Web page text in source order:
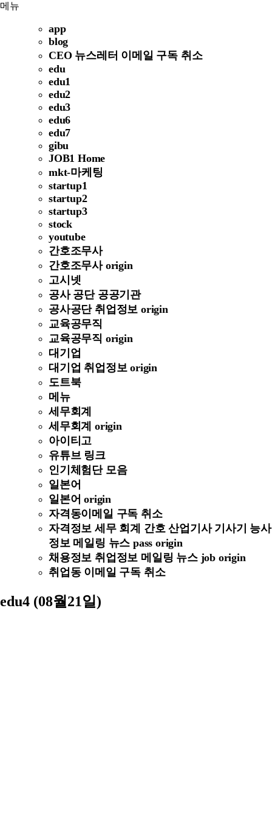
메뉴
app
blog
CEO 뉴스레터 이메일 구독 취소
edu
edu1
edu2
edu3
edu6
edu7
gibu
JOB1 Home
mkt-마케팅
startup1
startup2
startup3
stock
youtube
간호조무사
간호조무사 origin
고시넷
공사 공단 공공기관
공사공단 취업정보 origin
교육공무직
교육공무직 origin
대기업
대기업 취업정보 origin
도트북
메뉴
세무회계
세무회계 origin
아이티고
유튜브 링크
인기체험단 모음
일본어
일본어 origin
자격동이메일 구독 취소
자격정보 세무 회계 간호 산업기사 기사기 능사
정보 메일링 뉴스 pass origin
채용정보 취업정보 메일링 뉴스 job origin
취업동 이메일 구독 취소
edu4 (08월21일)